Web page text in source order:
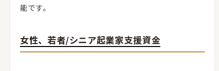
能です。
女性、若者/シニア起業家支援資金